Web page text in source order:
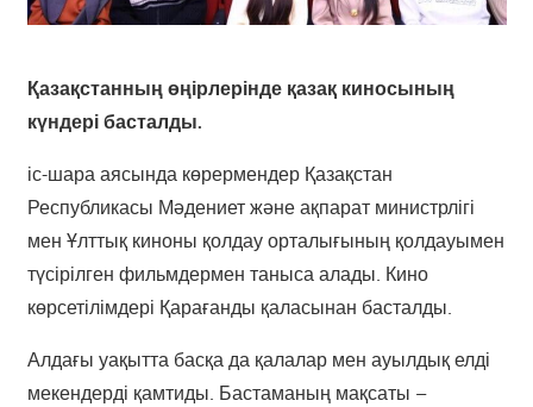
Қазақстанның өңірлерінде қазақ киносының
күндері басталды.
іс-шара аясында көрермендер Қазақстан
Республикасы Мәдениет және ақпарат министрлігі
мен Ұлттық киноны қолдау орталығының қолдауымен
түсірілген фильмдермен таныса алады. Кино
көрсетілімдері Қарағанды қаласынан басталды.
Алдағы уақытта басқа да қалалар мен ауылдық елді
мекендерді қамтиды. Бастаманың мақсаты –